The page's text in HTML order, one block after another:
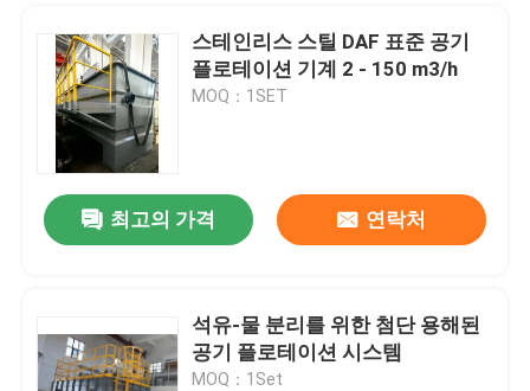
스테인리스 스틸 DAF 표준 공기
플로테이션 기계 2 - 150 m3/h
MOQ：1SET
최고의 가격 연락처
석유-물 분리를 위한 첨단 용해된
공기 플로테이션 시스템
MOQ：1Set